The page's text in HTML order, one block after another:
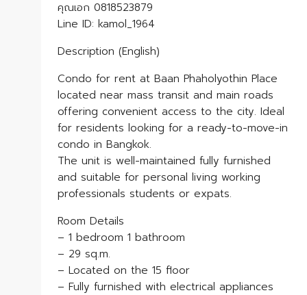
คุณเอก 0818523879
Line ID: kamol_1964
Description (English)
Condo for rent at Baan Phaholyothin Place
located near mass transit and main roads
offering convenient access to the city. Ideal
for residents looking for a ready-to-move-in
condo in Bangkok.
The unit is well-maintained fully furnished
and suitable for personal living working
professionals students or expats.
Room Details
– 1 bedroom 1 bathroom
– 29 sq.m.
– Located on the 15 floor
– Fully furnished with electrical appliances